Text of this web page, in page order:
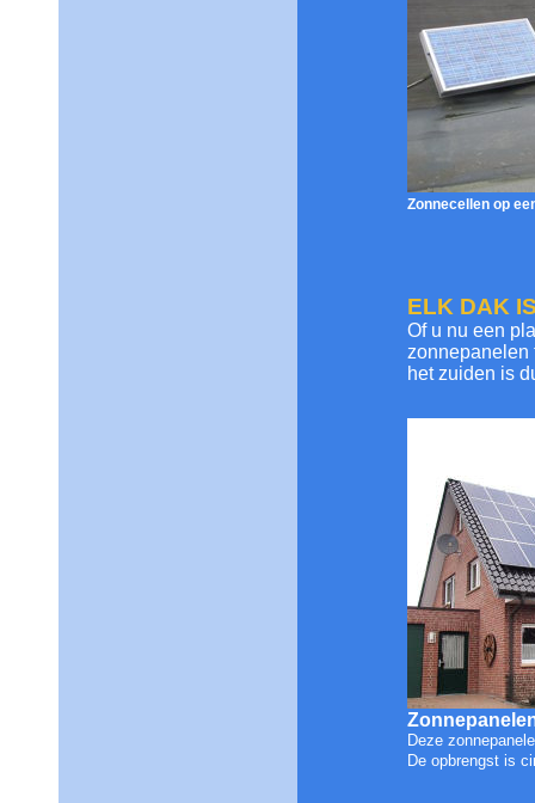
Zonnecellen op
ELK DAK
Of u nu een
zonnepanelen
het zuiden is
Deze
De opbrengst is